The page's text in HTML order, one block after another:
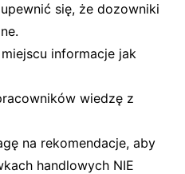
się, że dozowniki
informacje jak
wiedzę z
na rekomendacje, aby
handlowych NIE